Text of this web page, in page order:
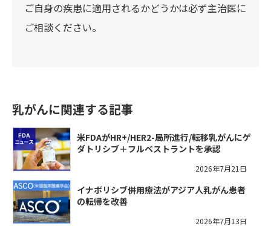
ご自身の疾患に適用されるかどうかは必ず主治医に
ご相談ください。
乳がんに関連する記事
米FDAがHR+/HER2-局所進行/転移乳がんにゲ
ダトリシブ＋フルベストラントを承認
2026年7月21日
イナボリシブ併用療法がアジア人乳がん患者
の転帰を改善
2026年7月13日